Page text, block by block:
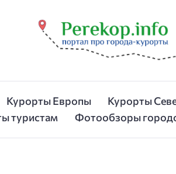
Курорты Европы Курорты
туристам
Фотообзоры